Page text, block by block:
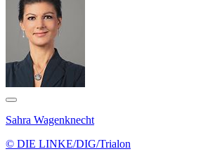
Sahra Wagenknecht
© DIE LINKE/DIG/Trialon